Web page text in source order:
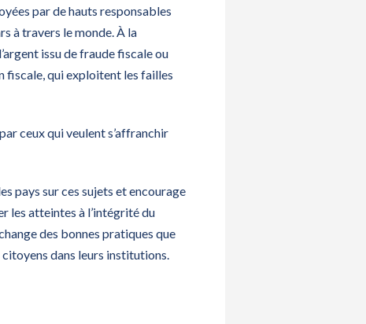
par de hauts responsables
à travers le monde. À la
issu de fraude fiscale ou
fiscale, qui exploitent les failles
ceux qui veulent s’affranchir
pays sur ces sujets et encourage
les atteintes à l’intégrité du
des bonnes pratiques que
dans leurs institutions.